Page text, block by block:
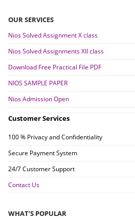
OUR SERVICES
Nios Solved Assignment X class
Nios Solved Assignments XII class
Download Free Practical File PDF
NIOS SAMPLE PAPER
Nios Admission Open
Customer Services
100 % Privacy and Confidentiality
Secure Payment System
24/7 Customer Support
Contact Us
WHAT’S POPULAR